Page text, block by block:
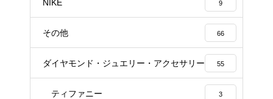
NIKE 9
その他 66
ダイヤモンド・ジュエリー・アクセサリー 55
ティファニー 3